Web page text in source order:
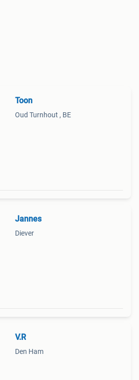
Toon
Oud Turnhout , BE
Jannes
Diever
V.R
Den Ham